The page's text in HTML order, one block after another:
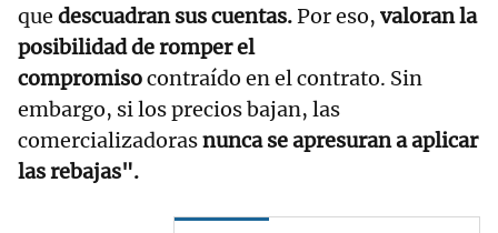
que descuadran sus cuentas.Por eso, valoran la
posibilidad de romper el
compromisocontraído en el contrato. Sin
embargo, si los precios bajan, las
comercializadorasnunca se apresuran a aplicar
las rebajas".